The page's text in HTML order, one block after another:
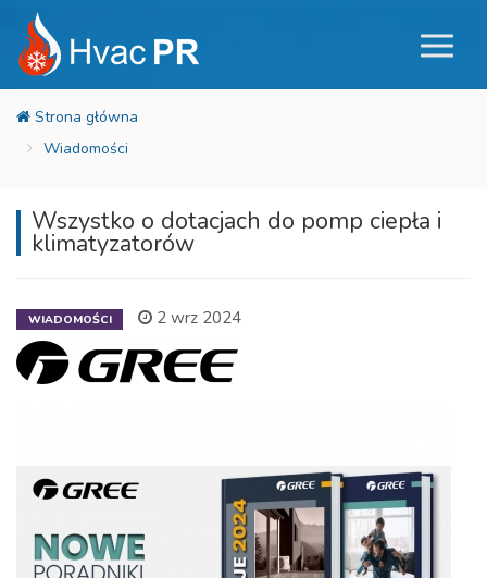
Wiadomości
Wszystko o dotacjach do pomp ciepła i
klimatyzatorów
WIADOMOŚCI 2 wrz 2024